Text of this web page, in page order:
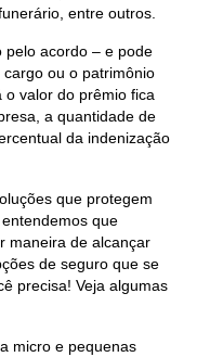
entre outros.
pelo acordo – e pode
ou o patrimônio
valor do prêmio fica
a quantidade de
da indenização
que protegem
que
maneira de alcançar
de seguro que se
precisa! Veja algumas
micro e pequenas